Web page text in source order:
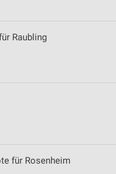
Raubling
für Rosenheim